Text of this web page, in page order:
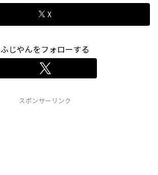
X
ふじやんをフォローする
スポンサーリンク